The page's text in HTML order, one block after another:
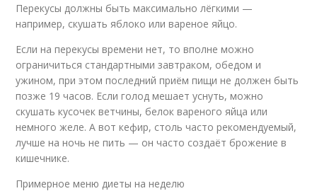
Перекусы должны быть максимально лёгкими —
например, скушать яблоко или вареное яйцо.
Если на перекусы времени нет, то вполне можно
ограничиться стандартными завтраком, обедом и
ужином, при этом последний приём пищи не должен быть
позже 19 часов. Если голод мешает уснуть, можно
скушать кусочек ветчины, белок вареного яйца или
немного желе. А вот кефир, столь часто рекомендуемый,
лучше на ночь не пить — он часто создаёт брожение в
кишечнике.
Примерное меню диеты на неделю